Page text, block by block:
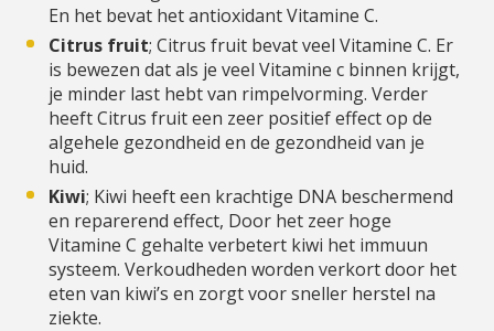
En het bevat het antioxidant Vitamine C.
Citrus fruit; Citrus fruit bevat veel Vitamine C. Er
is bewezen dat als je veel Vitamine c binnen krijgt,
je minder last hebt van rimpelvorming. Verder
heeft Citrus fruit een zeer positief effect op de
algehele gezondheid en de gezondheid van je
huid.
Kiwi; Kiwi heeft een krachtige DNA beschermend
en reparerend effect, Door het zeer hoge
Vitamine C gehalte verbetert kiwi het immuun
systeem. Verkoudheden worden verkort door het
eten van kiwi’s en zorgt voor sneller herstel na
ziekte.